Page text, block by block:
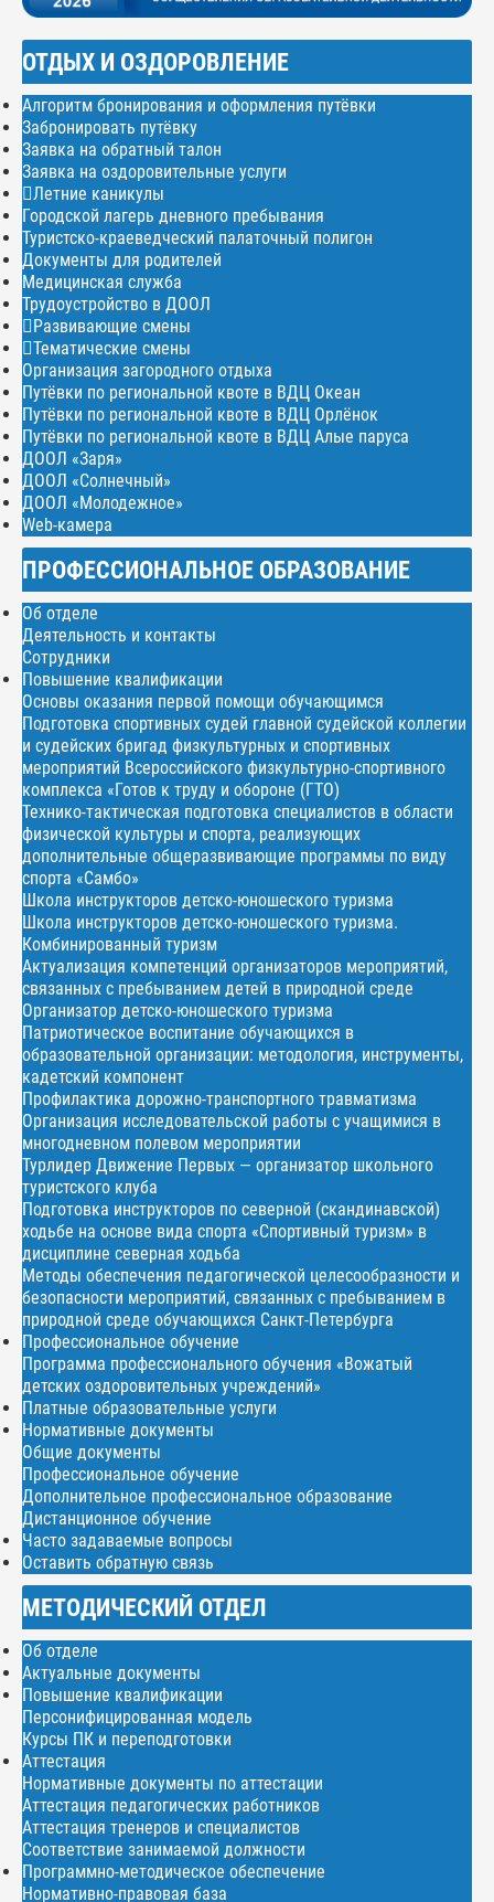
ОТДЫХ И ОЗДОРОВЛЕНИЕ
Алгоритм бронирования и оформления путёвки
Забронировать путёвку
Заявка на обратный талон
Заявка на оздоровительные услуги
Летние каникулы
Городской лагерь дневного пребывания
Туристско-краеведческий палаточный полигон
Документы для родителей
Медицинская служба
Трудоустройство в ДООЛ
Развивающие смены
Тематические смены
Организация загородного отдыха
Путёвки по региональной квоте в ВДЦ Океан
Путёвки по региональной квоте в ВДЦ Орлёнок
Путёвки по региональной квоте в ВДЦ Алые паруса
ДООЛ «Заря»
ДООЛ «Солнечный»
ДООЛ «Молодежное»
Web-камера
ПРОФЕССИОНАЛЬНОЕ ОБРАЗОВАНИЕ
Об отделе
Деятельность и контакты
Сотрудники
Повышение квалификации
Основы оказания первой помощи обучающимся
Подготовка спортивных судей главной судейской коллегии
и судейских бригад физкультурных и спортивных
мероприятий Всероссийского физкультурно-спортивного
комплекса «Готов к труду и обороне (ГТО)
Технико-тактическая подготовка специалистов в области
физической культуры и спорта, реализующих
дополнительные общеразвивающие программы по виду
спорта «Самбо»
Школа инструкторов детско-юношеского туризма
Школа инструкторов детско-юношеского туризма.
Комбинированный туризм
Актуализация компетенций организаторов мероприятий,
связанных с пребыванием детей в природной среде
Организатор детско-юношеского туризма
Патриотическое воспитание обучающихся в
образовательной организации: методология, инструменты,
кадетский компонент
Профилактика дорожно-транспортного травматизма
Организация исследовательской работы с учащимися в
многодневном полевом мероприятии
Турлидер Движение Первых — организатор школьного
туристского клуба
Подготовка инструкторов по северной (скандинавской)
ходьбе на основе вида спорта «Спортивный туризм» в
дисциплине северная ходьба
Методы обеспечения педагогической целесообразности и
безопасности мероприятий, связанных с пребыванием в
природной среде обучающихся Санкт-Петербурга
Профессиональное обучение
Программа профессионального обучения «Вожатый
детских оздоровительных учреждений»
Платные образовательные услуги
Нормативные документы
Общие документы
Профессиональное обучение
Дополнительное профессиональное образование
Дистанционное обучение
Часто задаваемые вопросы
Оставить обратную связь
МЕТОДИЧЕСКИЙ ОТДЕЛ
Об отделе
Актуальные документы
Повышение квалификации
Персонифицированная модель
Курсы ПК и переподготовки
Аттестация
Нормативные документы по аттестации
Аттестация педагогических работников
Аттестация тренеров и специалистов
Соответствие занимаемой должности
Программно-методическое обеспечение
Нормативно-правовая база